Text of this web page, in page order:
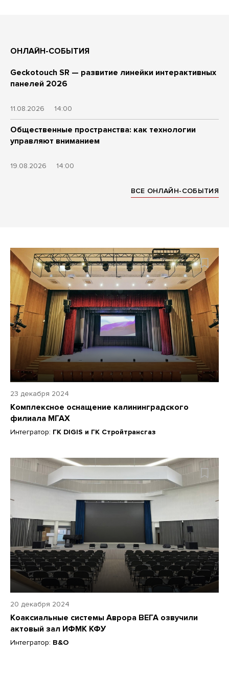
23 декабря 2024
Комплексное оснащение калининградского
филиала МГАХ
Интегратор: ГК DIGIS и ГК Стройтрансгаз
20 декабря 2024
Коаксиальные системы Аврора ВЕГА озвучили
актовый зал ИФМК КФУ
Интегратор: B&O
ОНЛАЙН-СОБЫТИЯ
Geckotouch SR — развитие линейки интерактивных
панелей 2026
11.08.2026 14:00
Общественные пространства: как технологии
управляют вниманием
19.08.2026 14:00
ВСЕ ОНЛАЙН-СОБЫТИЯ